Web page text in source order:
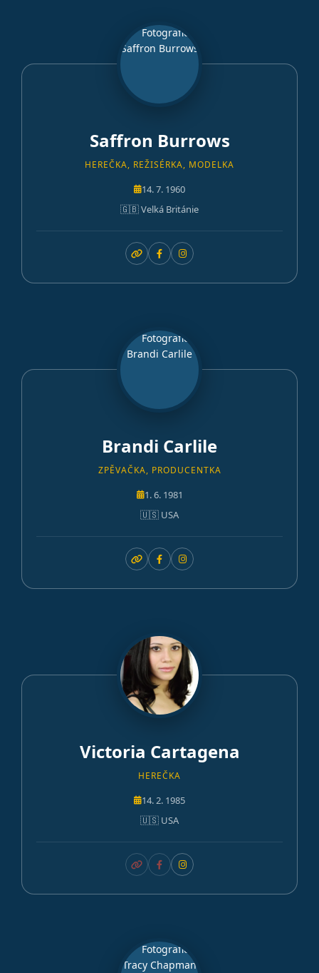
Saffron Burrows
HEREČKA, REŽISÉRKA, MODELKA
14. 7. 1960
🇬🇧 Velká Británie
Brandi Carlile
ZPĚVAČKA, PRODUCENTKA
1. 6. 1981
🇺🇸 USA
Victoria Cartagena
HEREČKA
14. 2. 1985
🇺🇸 USA